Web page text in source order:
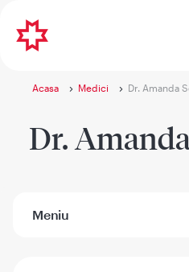
Acasa Medici Dr. Amanda
Dr.
Meniu